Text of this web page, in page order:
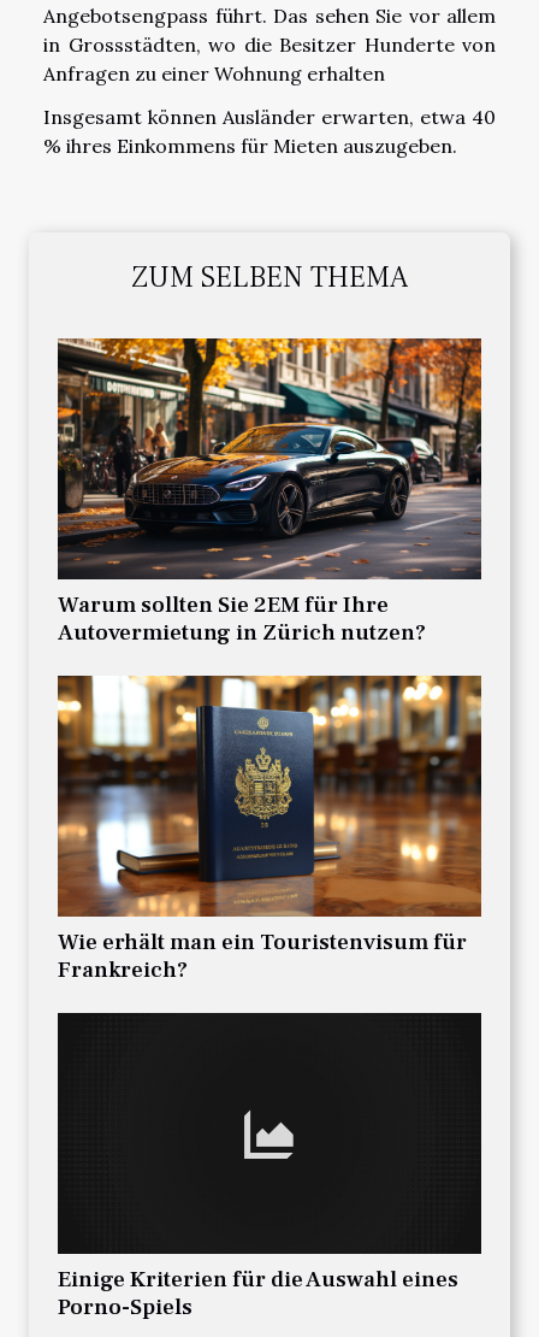
Angebotsengpass führt. Das sehen Sie vor allem
in Grossstädten, wo die Besitzer Hunderte von
Anfragen zu einer Wohnung erhalten
Insgesamt können Ausländer erwarten, etwa 40
% ihres Einkommens für Mieten auszugeben.
ZUM SELBEN THEMA
Warum sollten Sie 2EM für Ihre
Autovermietung in Zürich nutzen?
Wie erhält man ein Touristenvisum für
Frankreich?
Einige Kriterien für die Auswahl eines
Porno-Spiels